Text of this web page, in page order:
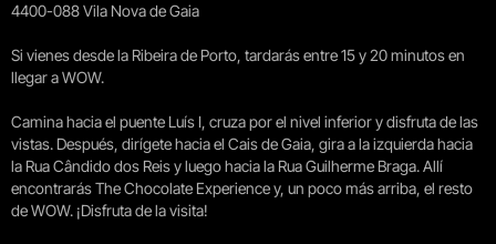
4400-088 Vila Nova de Gaia
Si vienes desde la Ribeira de Porto, tardarás entre 15 y 20 minutos en
llegar a WOW.
Camina hacia el puente Luís I, cruza por el nivel inferior y disfruta de las
vistas. Después, dirígete hacia el Cais de Gaia, gira a la izquierda hacia
la Rua Cândido dos Reis y luego hacia la Rua Guilherme Braga. Allí
encontrarás The Chocolate Experience y, un poco más arriba, el resto
de WOW. ¡Disfruta de la visita!